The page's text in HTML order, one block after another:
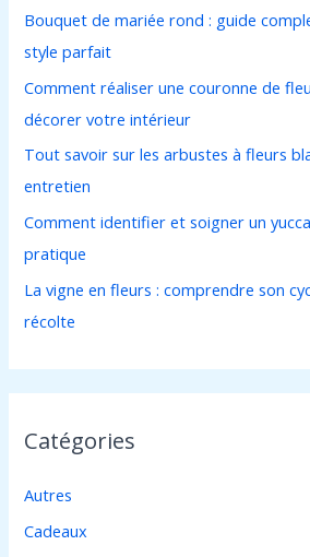
c
h
e
r
:
Bouquet de mariée rond : guide
style parfait
Comment réaliser une couronne de
décorer votre intérieur
Tout savoir sur les arbustes à fleurs
entretien
Comment identifier et soigner un
pratique
La vigne en fleurs : comprendre son
récolte
Catégories
Autres
Cadeaux